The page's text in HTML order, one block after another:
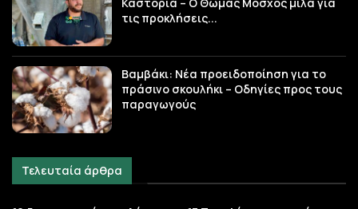
τις προκλήσεις...
Βαμβάκι: Νέα προειδοποίηση για το
πράσινο σκουλήκι – Οδηγίες προς τους
παραγωγούς
Τελευταία άρθρα